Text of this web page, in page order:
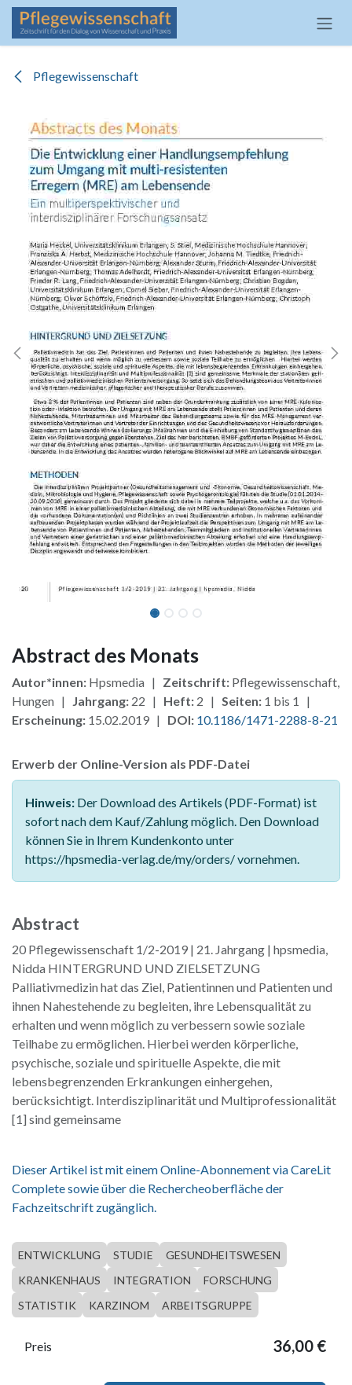
Zum Inhalt springen
Pflegewissenschaft
Abstract des Monats
Autor*innen: Hpsmedia | Zeitschrift: Pflegewissenschaft,
Hungen | Jahrgang: 22 | Heft: 2 | Seiten: 1 bis 1 |
Erscheinung: 15.02.2019 | DOI: 10.1186/1471-2288-8-21
Erwerb der Online-Version als PDF-Datei
Hinweis: Der Download des Artikels (PDF-Format) ist
sofort nach dem Kauf/Zahlung möglich. Den Download
können Sie in Ihrem Kundenkonto unter
https://hpsmedia-verlag.de/my/orders/ vornehmen.
Abstract
20 Pflegewissenschaft 1/2-2019 | 21. Jahrgang | hpsmedia,
Nidda HINTERGRUND UND ZIELSETZUNG
Palliativmedizin hat das Ziel, Patientinnen und Patienten und
ihnen Nahestehende zu begleiten, ihre Lebensqualität zu
erhalten und wenn möglich zu verbessern sowie soziale
Teilhabe zu ermöglichen. Hierbei werden körperliche,
psychische, soziale und spirituelle Aspekte, die mit
lebensbegrenzenden Erkrankungen einhergehen,
berücksichtigt. Interdisziplinarität und Multiprofessionalität
[1] sind gemeinsame
Dieser Artikel ist mit einem Online-Abonnement via CareLit
Complete sowie über die Rechercheoberfläche der
Fachzeitschrift zugänglich.
ENTWICKLUNG STUDIE
GESUNDHEITSWESEN
KRANKENHAUS
INTEGRATION
FORSCHUNG
STATISTIK
KARZINOM ARBEITSGRUPPE
Preis 36,00 €